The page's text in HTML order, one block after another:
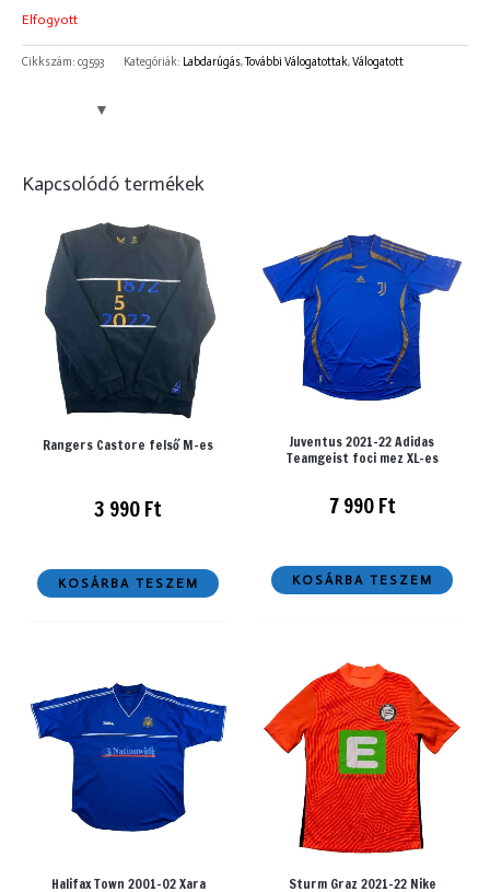
Elfogyott
Cikkszám: cg593 Kategóriák: Labdarúgás,További Válogatottak,Válogatott
Kapcsolódó termékek
Rangers Castore felső M-es
3 990Ft
KOSÁRBA TESZEM
Juventus 2021-22 Adidas
Teamgeist foci mez XL-es
7 990Ft
KOSÁRBA TESZEM
Halifax Town 2001-02 Xara
Sturm Graz 2021-22 Nike